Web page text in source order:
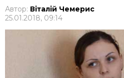
Автор: Віталій Чемерис
25.01.2018, 09:14